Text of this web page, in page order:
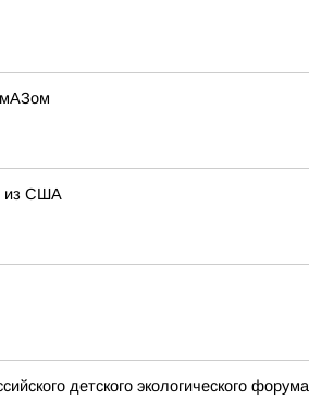
из США
детского экологического форума